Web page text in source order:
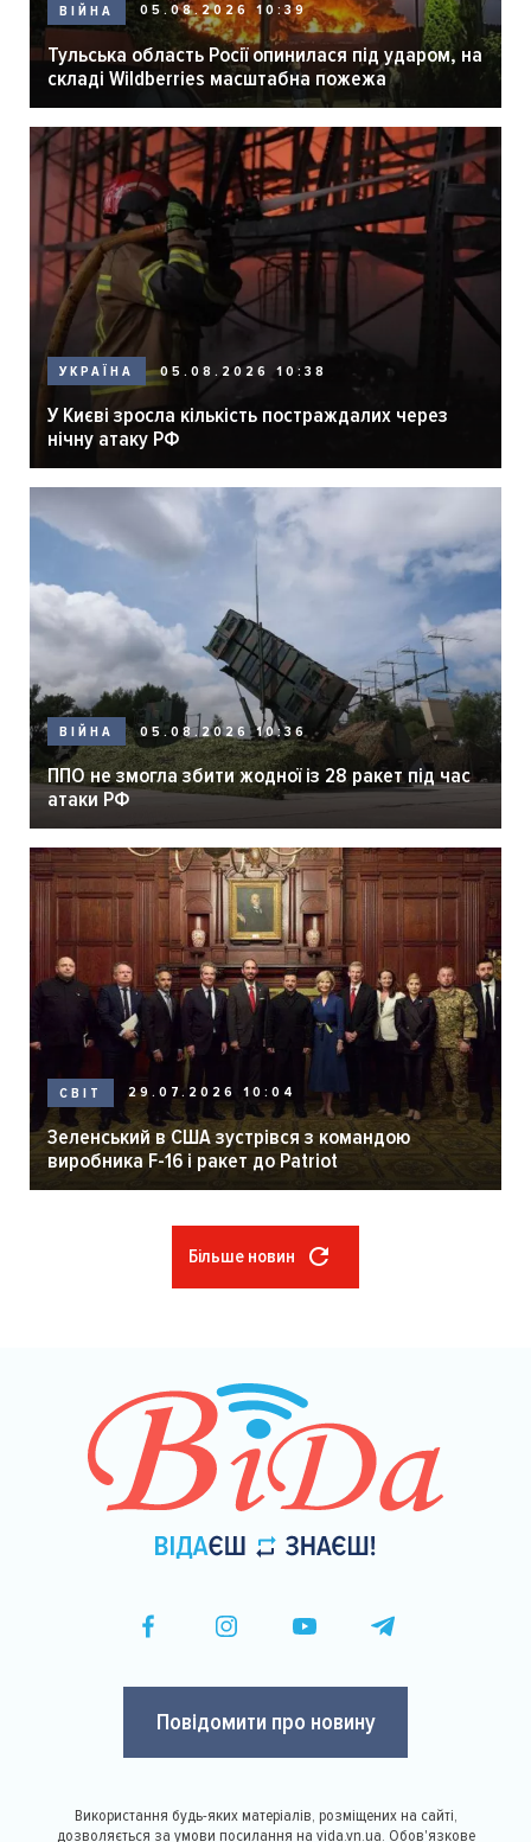
ВІЙНА 05.08.2026 10:39
Тульська область Росії опинилася під ударом, на
складі Wildberries масштабна пожежа
УКРАЇНА 05.08.2026 10:38
У Києві зросла кількість постраждалих через
нічну атаку РФ
ВІЙНА 05.08.2026 10:36
ППО не змогла збити жодної із 28 ракет під час
атаки РФ
СВІТ 29.07.2026 10:04
Зеленський в США зустрівся з командою
виробника F-16 і ракет до Patriot
Більше новин
Повідомити про новину
Використання будь-яких матеріалів, розміщених на сайті,
дозволяється за умови посилання на vida.vn.ua. Обов'язкове